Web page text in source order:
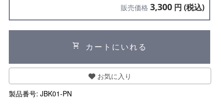
販売価格 3,300 円 (税込)
shopping_cart カートにいれる
お気に入り
製品番号: JBK01-PN